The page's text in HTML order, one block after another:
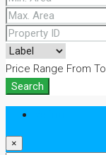
Price Range From To
Search
×